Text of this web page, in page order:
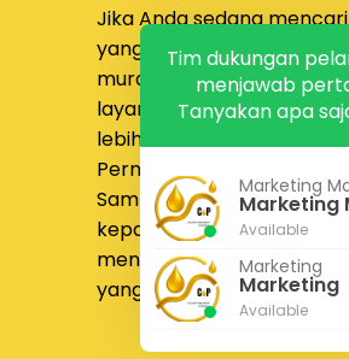
Jika Anda sedang
yang menyediakanjual
murah dengan produk
layanan responsif, dan
lebih nyaman,
Permatasiap membantu.
Sampaikan kebutuhan
kepada tim kami untuk
mendapatkan solusi
yang lebih tepat dan efisien.
Tim dukungan
menjawab
Tanyakan apa
Marketing
Marketing
Available
Marketing
Marketing
Available